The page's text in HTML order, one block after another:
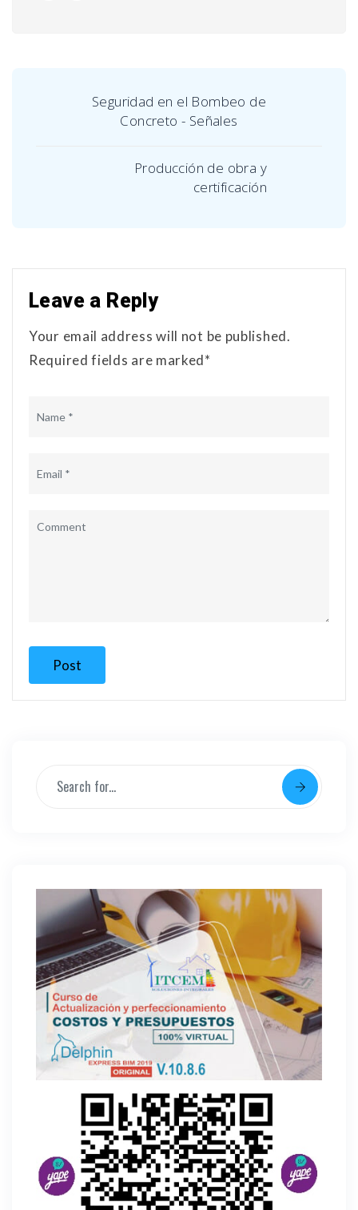
Seguridad en el Bombeo de
Concreto - Señales
Producción de obra y
certificación
Leave a Reply
Your email address will not be published.
Required fields are marked*